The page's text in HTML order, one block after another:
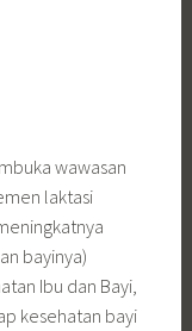
wawasan
laktasi
bayinya)
Ibu dan Bayi,
kesehatan bayi